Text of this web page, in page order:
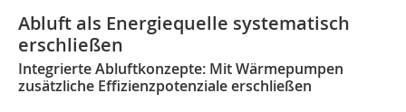
Abluft als Energiequelle systematisch
erschließen
Integrierte Abluftkonzepte: Mit Wärmepumpen
zusätzliche Effizienzpotenziale erschließen